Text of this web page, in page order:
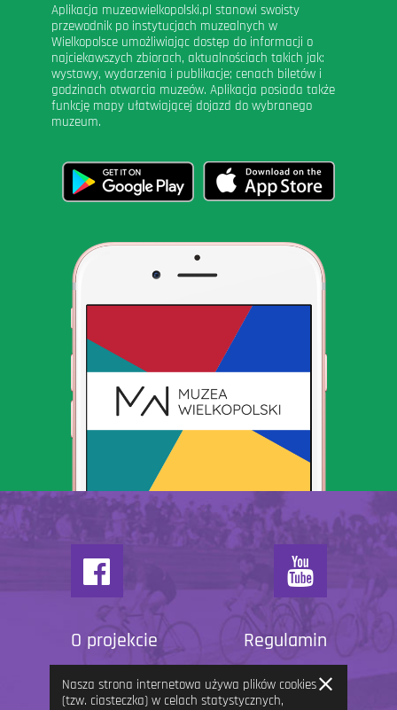
Aplikacja muzeawielkopolski.pl stanowi swoisty
przewodnik po instytucjach muzealnych w
Wielkopolsce umożliwiając dostęp do informacji o
najciekawszych zbiorach, aktualnościach takich jak:
wystawy, wydarzenia i publikacje; cenach biletów i
godzinach otwarcia muzeów. Aplikacja posiada także
funkcję mapy ułatwiającej dojazd do wybranego
muzeum.
O projekcie Regulamin
Nasza strona internetowa używa plików cookies
(tzw. ciasteczka) w celach statystycznych,